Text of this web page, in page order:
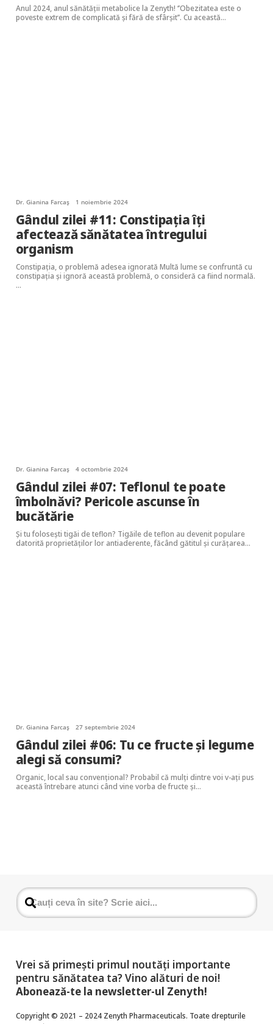
Anul 2024, anul sănătății metabolice la Zenyth! ‘’Obezitatea este o
poveste extrem de complicată și fără de sfârșit’’. Cu această…
Dr. Gianina Farcaș 1 noiembrie 2024
Gândul zilei #11: Constipația îți
afectează sănătatea întregului
organism
Constipația, o problemă adesea ignorată Multă lume se confruntă cu
constipația și ignoră această problemă, o consideră ca fiind normală.
…
Dr. Gianina Farcaș 4 octombrie 2024
Gândul zilei #07: Teflonul te poate
îmbolnăvi? Pericole ascunse în
bucătărie
Și tu folosești tigăi de teflon? Tigăile de teflon au devenit populare
datorită proprietăților lor antiaderente, făcând gătitul și curățarea…
Dr. Gianina Farcaș 27 septembrie 2024
Gândul zilei #06: Tu ce fructe și legume
alegi să consumi?
Organic, local sau convențional? Probabil că mulți dintre voi v-ați pus
această întrebare atunci când vine vorba de fructe și…
Vrei să primești primul noutăți importante
pentru sănătatea ta? Vino alături de noi!
Abonează-te la newsletter-ul Zenyth!
Copyright © 2021 – 2024 Zenyth Pharmaceuticals. Toate drepturile